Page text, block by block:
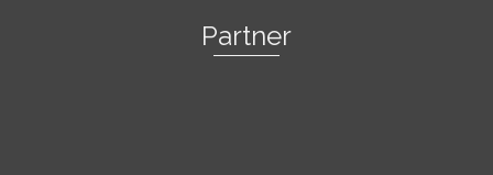
Partner